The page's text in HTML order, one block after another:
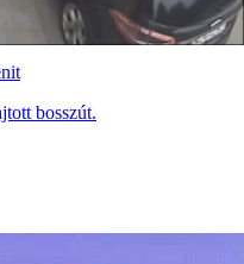
bosszút.